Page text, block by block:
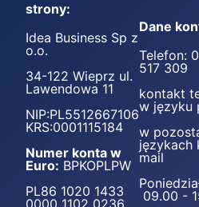
strony:
Idea Business Sp z
o.o.
34-122 Wieprz ul.
Lawendowa 11
NIP:PL5512667106
KRS:0001115184
Numer konta w
Euro: BPKOPLPW
PL86 1020 1433
Dane
Telefon:
517 309
kontakt
w języku
w
językach
mail
09.00 -